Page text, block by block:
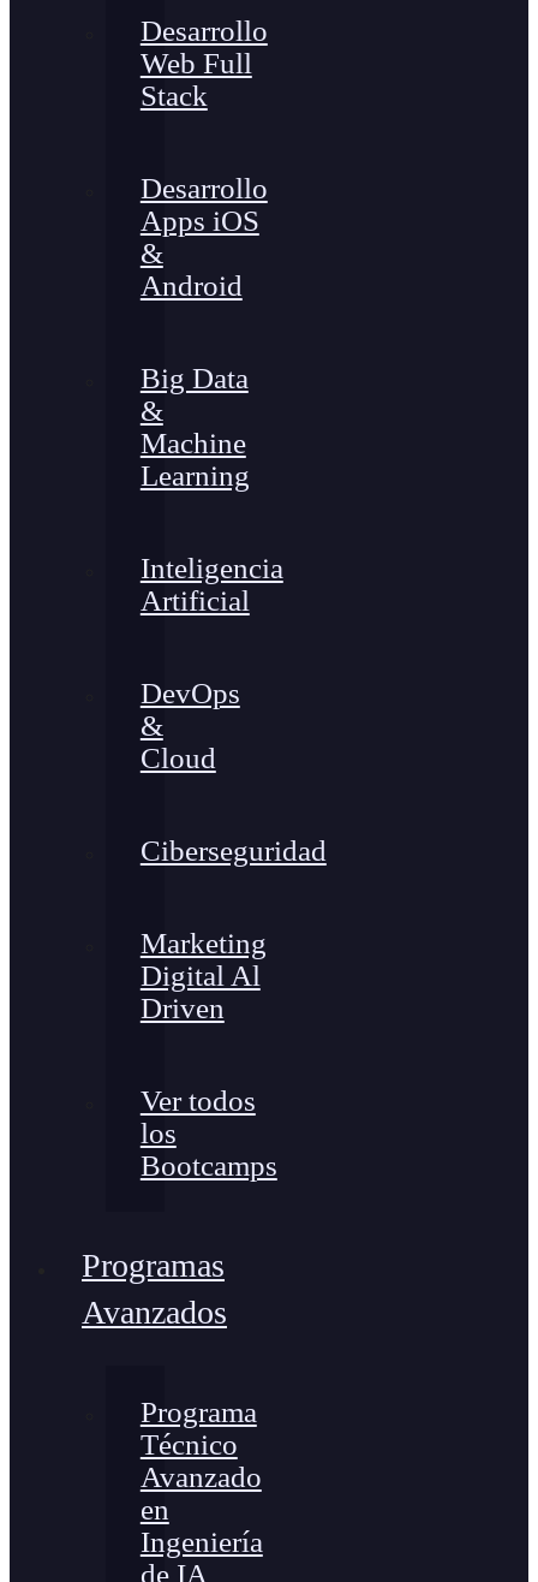
Desarrollo
Web Full
Stack
Desarrollo
Apps iOS
&
Android
Big Data
&
Machine
Learning
Inteligencia
Artificial
DevOps
&
Cloud
Ciberseguridad
Marketing
Digital Al
Driven
Ver todos
los
Bootcamps
Programas
Avanzados
Programa
Técnico
Avanzado
en
Ingeniería
de IA